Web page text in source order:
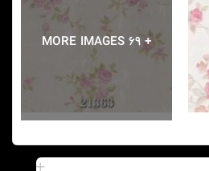
+ 69 MORE IMAGES